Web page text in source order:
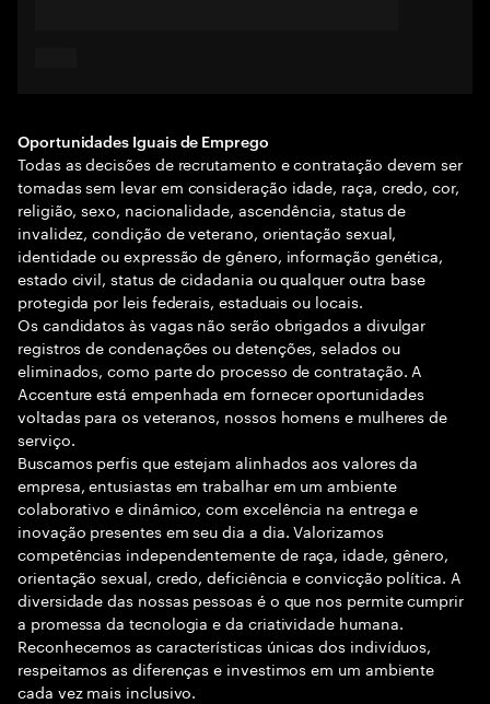
Oportunidades Iguais de Emprego
Todas as decisões de recrutamento e contratação devem ser
tomadas sem levar em consideração idade, raça, credo, cor,
religião, sexo, nacionalidade, ascendência, status de
invalidez, condição de veterano, orientação sexual,
identidade ou expressão de gênero, informação genética,
estado civil, status de cidadania ou qualquer outra base
protegida por leis federais, estaduais ou locais.
Os candidatos às vagas não serão obrigados a divulgar
registros de condenações ou detenções, selados ou
eliminados, como parte do processo de contratação. A
Accenture está empenhada em fornecer oportunidades
voltadas para os veteranos, nossos homens e mulheres de
serviço.
Buscamos perfis que estejam alinhados aos valores da
empresa, entusiastas em trabalhar em um ambiente
colaborativo e dinâmico, com excelência na entrega e
inovação presentes em seu dia a dia. Valorizamos
competências independentemente de raça, idade, gênero,
orientação sexual, credo, deficiência e convicção política. A
diversidade das nossas pessoas é o que nos permite cumprir
a promessa da tecnologia e da criatividade humana.
Reconhecemos as características únicas dos indivíduos,
respeitamos as diferenças e investimos em um ambiente
cada vez mais inclusivo.